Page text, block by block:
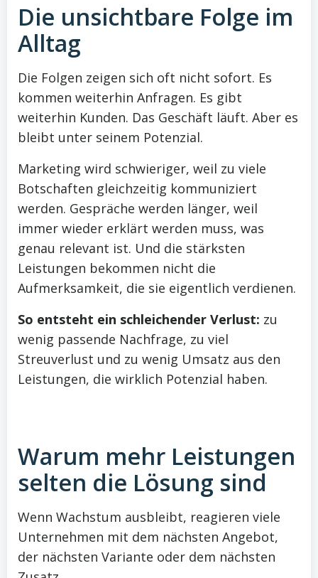
Die unsichtbare Folge im
Alltag
Die Folgen zeigen sich oft nicht sofort. Es
kommen weiterhin Anfragen. Es gibt
weiterhin Kunden. Das Geschäft läuft. Aber es
bleibt unter seinem Potenzial.
Marketing wird schwieriger, weil zu viele
Botschaften gleichzeitig kommuniziert
werden. Gespräche werden länger, weil
immer wieder erklärt werden muss, was
genau relevant ist. Und die stärksten
Leistungen bekommen nicht die
Aufmerksamkeit, die sie eigentlich verdienen.
So entsteht ein schleichender Verlust: zu
wenig passende Nachfrage, zu viel
Streuverlust und zu wenig Umsatz aus den
Leistungen, die wirklich Potenzial haben.
Warum mehr Leistungen
selten die Lösung sind
Wenn Wachstum ausbleibt, reagieren viele
Unternehmen mit dem nächsten Angebot,
der nächsten Variante oder dem nächsten